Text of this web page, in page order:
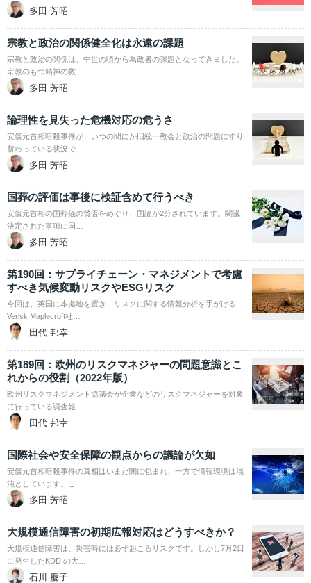
多田 芳昭
宗教と政治の関係健全化は永遠の課題
宗教と政治の関係は、中世の頃から為政者の課題となってきました。
宗教のもつ精神の救…
多田 芳昭
論理性を見失った危機対応の危うさ
安倍元首相暗殺事件が、いつの間にか旧統一教会と政治の問題にすり
替わっている状況で…
多田 芳昭
国葬の評価は事後に検証含めて行うべき
安倍元首相の国葬儀の賛否をめぐり、国論が2分されています。閣議
決定された事項に国…
多田 芳昭
第190回：サプライチェーン・マネジメントで考慮
すべき気候変動リスクやESGリスク
今回は、英国に本拠地を置き、リスクに関する情報分析を手がける
Verisk Maplecroft社…
田代 邦幸
第189回：欧州のリスクマネジャーの問題意識とこ
れからの役割（2022年版）
欧州リスクマネジメント協議会が企業などのリスクマネジャーを対象
に行っている調査報…
田代 邦幸
国際社会や安全保障の観点からの議論が欠如
安倍元首相暗殺事件の真相はいまだ闇に包まれ、一方で情報環境は混
沌としています。こ…
多田 芳昭
大規模通信障害の初期広報対応はどうすべきか？
大規模通信障害は、災害時には必ず起こるリスクです。しかし7月2日
に発生したKDDIの大…
石川 慶子